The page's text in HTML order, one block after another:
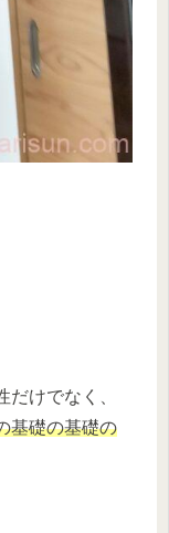
けでなく、
基礎の基礎の